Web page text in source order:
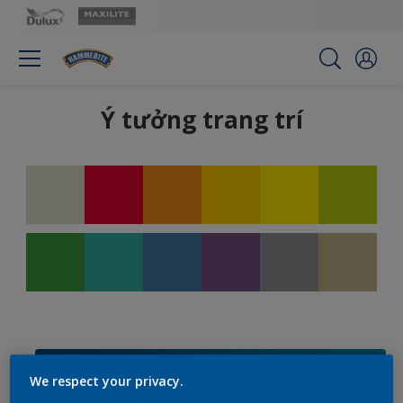
Ý tưởng trang trí
We respect your privacy.